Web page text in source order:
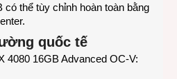
có thể tùy chỉnh hoàn toàn bằng
quốc tế
4080 16GB Advanced OC-V: